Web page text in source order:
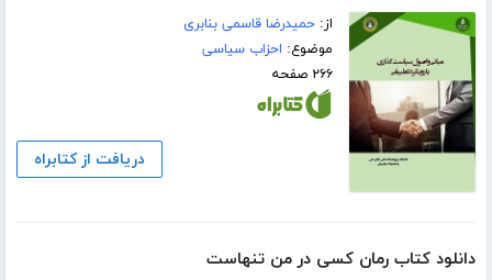
از:حمیدرضا قاسمی بنابری
موضوع: احزاب سیاسی
۲۶۶ صفحه
دریافت از کتابراه
دانلود کتاب رمان کسی در من تنهاست